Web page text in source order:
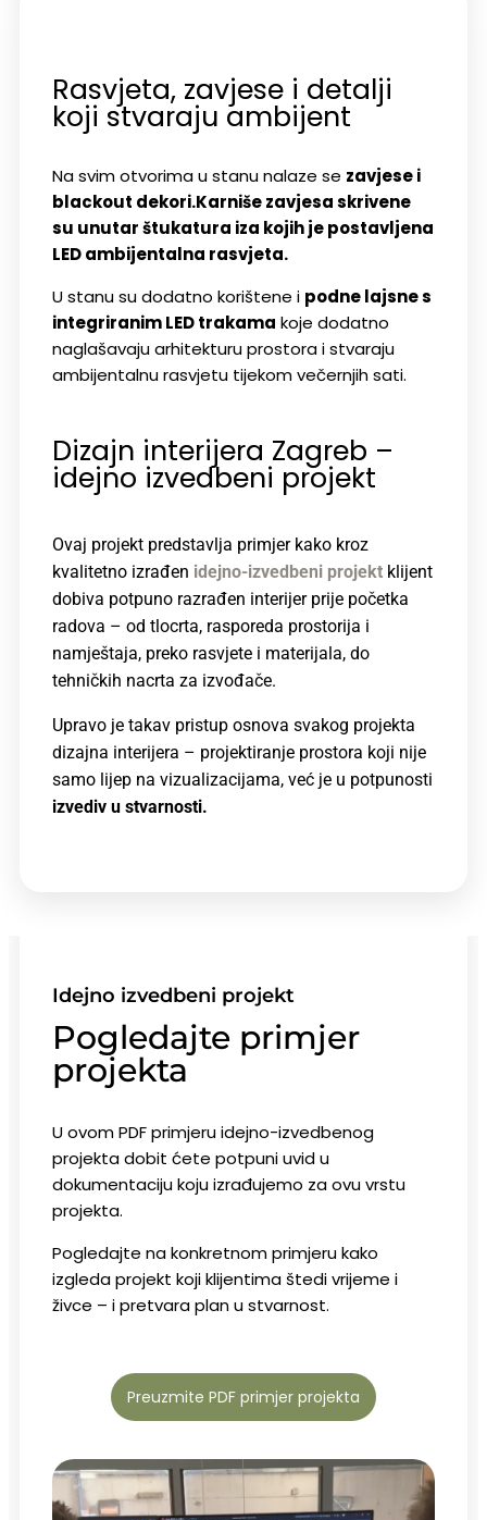
Rasvjeta, zavjese i detalji
koji stvaraju ambijent
Na svim otvorima u stanu nalaze se zavjese i
blackout dekori.Karniše zavjesa skrivene
su unutar štukatura iza kojih je postavljena
LED ambijentalna rasvjeta.
U stanu su dodatno korištene i podne lajsne s
integriranim LED trakama koje dodatno
naglašavaju arhitekturu prostora i stvaraju
ambijentalnu rasvjetu tijekom večernjih sati.
Dizajn interijera Zagreb –
idejno izvedbeni projekt
Ovaj projekt predstavlja primjer kako kroz
kvalitetno izrađen idejno-izvedbeni projekt klijent
dobiva potpuno razrađen interijer prije početka
radova – od tlocrta, rasporeda prostorija i
namještaja, preko rasvjete i materijala, do
tehničkih nacrta za izvođače.
Upravo je takav pristup osnova svakog projekta
dizajna interijera – projektiranje prostora koji nije
samo lijep na vizualizacijama, već je u potpunosti
izvediv u stvarnosti.
Idejno izvedbeni projekt
Pogledajte primjer
projekta
UovomPDFprimjeruidejno-izvedbenog
projektadobit ćete potpuniuvidu
dokumentacijukojuizrađujemo za ovu vrstu
projekta.
Pogledajte nakonkretnomprimjerukako
izgledaprojekt kojiklijentimaštedivrijeme i
živce – ipretvaraplanustvarnost.
Preuzmite PDF primjer projekta